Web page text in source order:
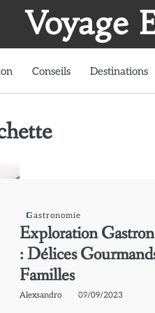
Voyage
Conseils Destinations
Gastronomie
Exploration
: Délices
Familles
Alexsandro 09/09/2023